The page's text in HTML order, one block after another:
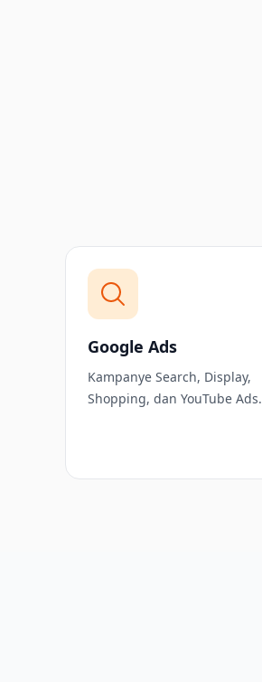
Google Ads
Kampanye Search, Display,
Shopping, dan YouTube Ads.